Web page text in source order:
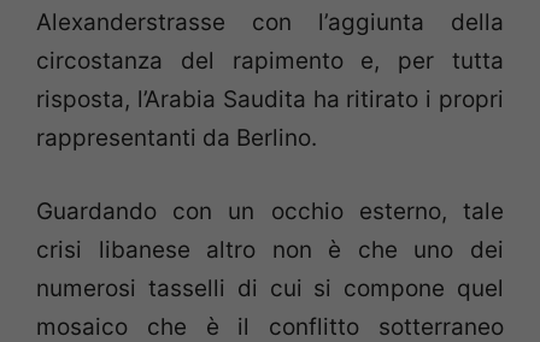
Alexanderstrasse con l’aggiunta della
circostanza del rapimento e, per tutta
risposta, l’Arabia Saudita ha ritirato i propri
rappresentanti da Berlino.
Guardando con un occhio esterno, tale
crisi libanese altro non è che uno dei
numerosi tasselli di cui si compone quel
mosaico che è il conflitto sotterraneo